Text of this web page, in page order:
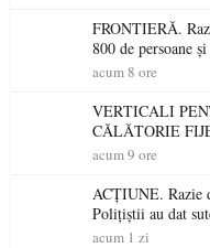
FRONTIERĂ.
800 de persoane
acum 8 ore
VERTICALI
CĂLĂTORIE
acum 9 ore
ACȚIUNE. Razie
Polițiștii au dat
permis într-o
acum 1 zi